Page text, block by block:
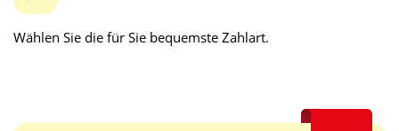
Wählen Sie die für Sie bequemste Zahlart.